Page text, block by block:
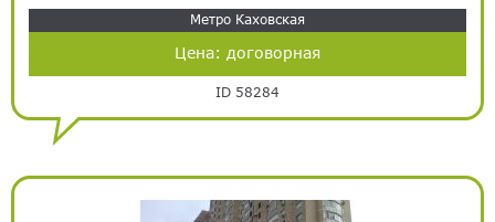
Метро Каховская
Цена: договорная
ID 58284